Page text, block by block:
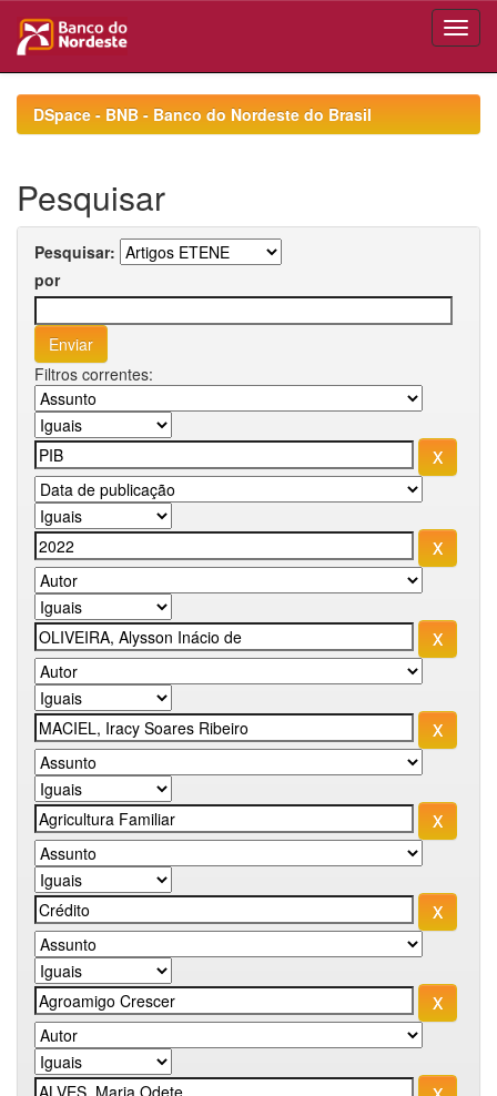
navigationDSpace - BNB - Banco do Nordeste do Brasil
Pesquisar
Pesquisar:
por
Filtros correntes: